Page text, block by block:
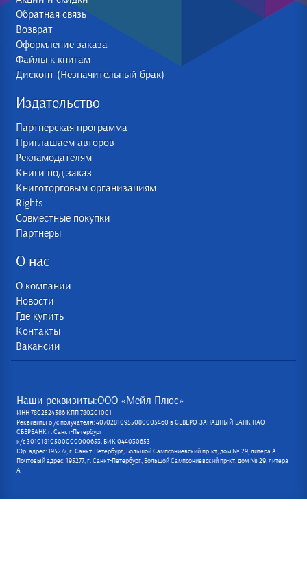
Обратная связь
Возврат
Оформление заказа
Файлы к книгам
Дисконт (Незначительный брак)
Издательство
Партнерская программа
Приглашаем авторов
Рекламодателям
Книги под заказ
Книготорговым организациям
Rights
Совместные покупки
Партнеры
О нас
О компании
Новости
Где купить
Контакты
Вакансии
Наши реквизиты:ООО «Мейл Плюс»
ИНН 7802524386 КПП 780201001
Реквизиты р /с получателя: 40702810955080005460 в СЕВЕРО-ЗАПАДНЫЙ БАНК ПАО
СБЕРБАНК г. Санкт-Петербург
к/с 30101810500000000653, БИК 044030653
Юр. адрес: 195277, г. Санкт-Петербург, Большой Сампсониевский пр-кт, дом № 29, литера А
Почтовый адрес: 195277, г. Санкт-Петербург, Большой Сампсониевский пр-кт, дом № 29, литера
А